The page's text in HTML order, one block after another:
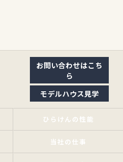
お問い合わせはこち
ら
モデルハウス見学
ひらけんの性能
当社の仕事